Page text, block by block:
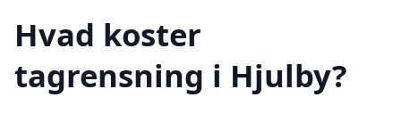
Hvad koster
tagrensning i Hjulby?